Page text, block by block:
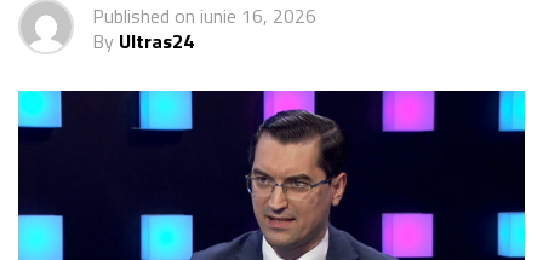
Published on iunie 16, 2026
By Ultras24